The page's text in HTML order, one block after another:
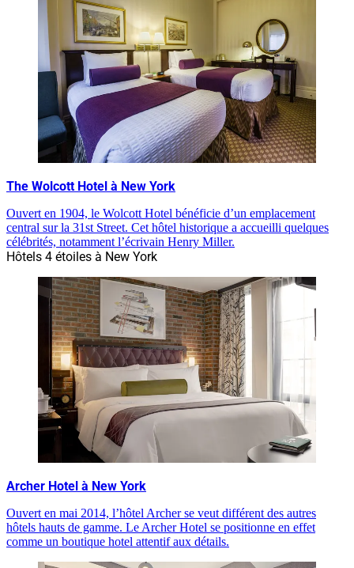
The Wolcott Hotel à New York
Ouvert en 1904, le Wolcott Hotel bénéficie d’un emplacement
central sur la 31st Street. Cet hôtel historique a accueilli quelques
célébrités, notamment l’écrivain Henry Miller.
Hôtels 4 étoiles à New York
Archer Hotel à New York
Ouvert en mai 2014, l’hôtel Archer se veut différent des autres
hôtels hauts de gamme. Le Archer Hotel se positionne en effet
comme un boutique hotel attentif aux détails.